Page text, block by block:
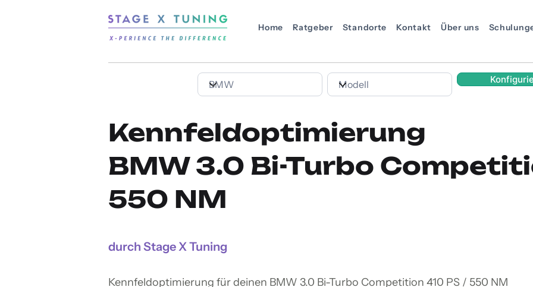
Home Ratgeber Standorte Kontakt Über uns
Kennfeldoptimierung
BMW 3.0 Bi-Turbo
550 NM
durch Stage X Tuning
Kennfeldoptimierung für deinen BMW 3.0 Bi-Turbo Competition 410 PS / 550 NM